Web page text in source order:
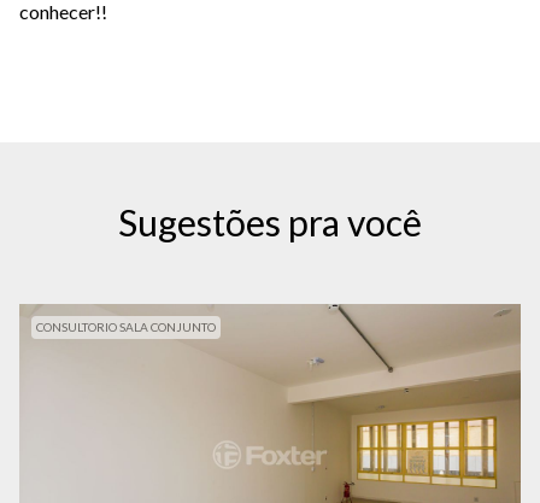
conhecer!!
Sugestões pra você
CONSULTORIO SALA CONJUNTO